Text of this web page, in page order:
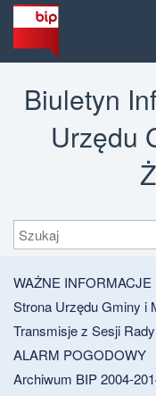
Biuletyn
Urzędu
Szukaj
WAŻNE INFORMACJE
Strona Urzędu Gminy i
Transmisje z Sesji
ALARM POGODOWY
Archiwum BIP 2004-